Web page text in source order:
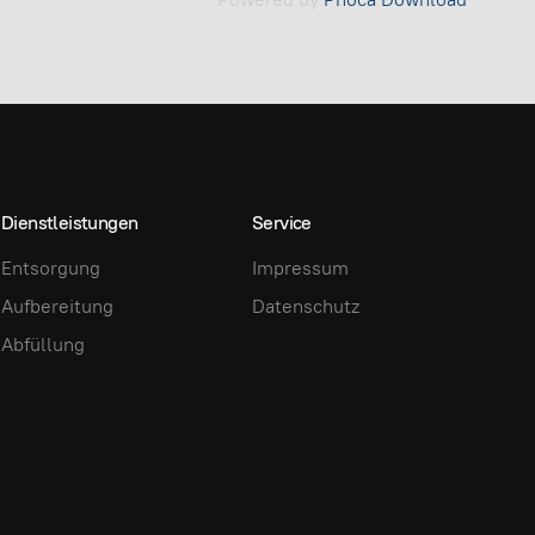
Dienstleistungen
Entsorgung
Aufbereitung
Abfüllung
Service
Impressum
Datenschutz